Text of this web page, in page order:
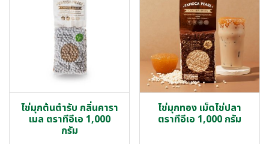
ไข่มุกต้นตำรับ กลิ่นคารา
เมล ตราทีอีเอ 1,000
กรัม
ไข่มุกทอง เม็ดไข่ปลา
ตราทีอีเอ 1,000 กรัม